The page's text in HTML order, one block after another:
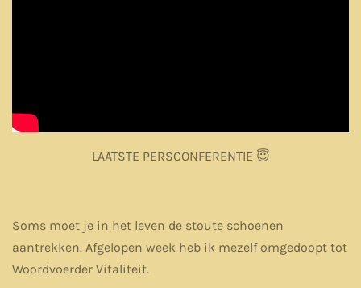
LAATSTE PERSCONFERENTIE 😇
Soms moet je in het leven de stoute schoenen
aantrekken. Afgelopen week heb ik mezelf omgedoopt tot
Woordvoerder Vitaliteit.